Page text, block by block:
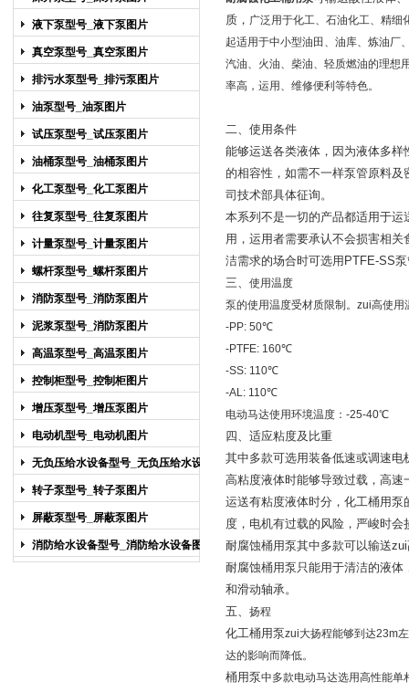
液下泵型号_液下泵图片
真空泵型号_真空泵图片
排污水泵型号_排污泵图片
油泵型号_油泵图片
试压泵型号_试压泵图片
油桶泵型号_油桶泵图片
化工泵型号_化工泵图片
往复泵型号_往复泵图片
计量泵型号_计量泵图片
螺杆泵型号_螺杆泵图片
消防泵型号_消防泵图片
泥浆泵型号_消防泵图片
高温泵型号_高温泵图片
控制柜型号_控制柜图片
增压泵型号_增压泵图片
电动机型号_电动机图片
无负压给水设备型号_无负压给水设备
图片
转子泵型号_转子泵图片
屏蔽泵型号_屏蔽泵图片
消防给水设备型号_消防给水设备图片
质， 广泛用于化工、石油化工、精细
起适用于中小型油田、油库、炼油厂
汽油、火油、柴油、轻质燃油的理想
率高，运用、维修便利等特色。
二、使用条件
能够运送各类液体，因为液体多
的相容性，如需不一样泵管原料
司技术部具体征询。
本系列不是一切的产品都适用于
用，运用者需要承认不会损害相
洁需求的场合时可选用PTFE-SS
三、 使用温度
泵的使用温度受材质限制。zui高使用
-PP: 50℃
-PTFE: 160℃
-SS: 110℃
-AL: 110℃
电动马达使用环境温度：-25-40℃
四、适应粘度及比重
其中多款可选用装备低速或调速
高粘度液体时能够导致过载，高
运送有粘度液体时分， 化工桶用泵
度，电机有过载的风险，严峻时会
耐腐蚀桶用泵其中多款可以输送
耐腐蚀桶用泵只能用于清洁的液
和滑动轴承。
五、 扬程
化工桶用泵zui大扬程能够到达23m
达的影响而降低。
桶用泵中多款电动马达选用高性能